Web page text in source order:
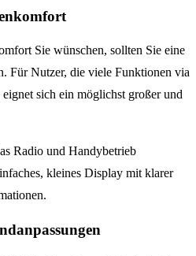
Sie wünschen, sollten Sie eine
Für Nutzer, die viele Funktionen via
sich ein möglichst großer und
Radio und Handybetrieb
kleines Display mit klarer